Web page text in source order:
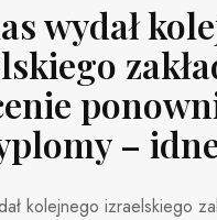
wydał
–
kolejnego izraelskiego